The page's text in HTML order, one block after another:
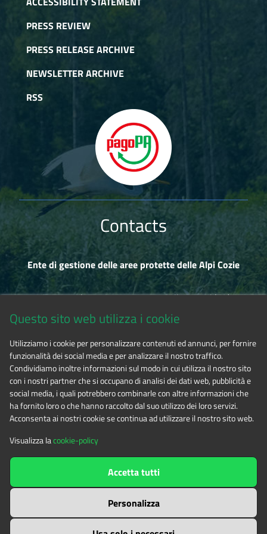
PRESS REVIEW
PRESS RELEASE ARCHIVE
NEWSLETTER ARCHIVE
RSS
Contacts
Ente di gestione delle aree protette delle Alpi Cozie
Via Fransuà Fontan, 1 - 10050 Salbertrand (TO)
Phone 0122.854720
E-mailalpicozie@cert.ruparpiemonte.it
The contents of this websitebyEnte di gestione delle aree
protette delle Alpi Cozieis licensed under
Attribution-NonCommercial-NoDerivatives 4.0 International
Questo sito web utilizza i cookie
Utilizziamo i cookie per personalizzare contenuti ed annunci, per fornire
funzionalità dei social media e per analizzare il nostro traffico.
Condividiamo inoltre informazioni sul modo in cui utilizza il nostro sito
con i nostri partner che si occupano di analisi dei dati web, pubblicità e
social media, i quali potrebbero combinarle con altre informazioni che
ha fornito loro o che hanno raccolto dal suo utilizzo dei loro servizi.
Acconsenta ai nostri cookie se continua ad utilizzare il nostro sito web.
Visualizza lacookie-policy
Personalizza
Accetta tutti